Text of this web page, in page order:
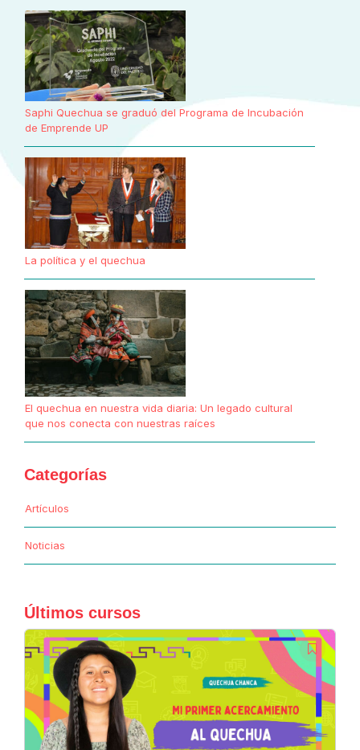
Saphi Quechua se graduó del Programa de Incubación
de Emprende UP
La política y el quechua
El quechua en nuestra vida diaria: Un legado cultural
que nos conecta con nuestras raíces
Categorías
Artículos
Noticias
Últimos cursos